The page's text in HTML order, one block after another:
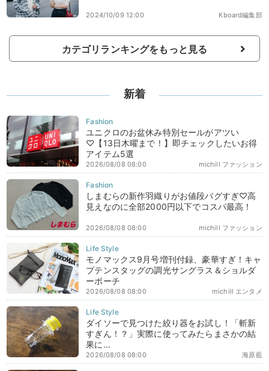
Kboard編集部
2024/10/09 12:00
カテゴリランキングをもっと見る
新着
ユニクロのお盆休み特別セールがアツい
♡【13日木曜まで！】即チェックしたいお得
アイテム5選
michill ファッション
2026/08/08 08:00
しまむらの新作羽織りがお値段バグすぎ♡高
見えなのに全部2000円以下でコスパ最高！
michill ファッション
2026/08/08 08:00
モノマックス9月号増刊付録、豪華すぎ！キャ
プテンスタッグの調光サングラス＆ショルダ
ーポーチ
michill エンタメ
2026/08/08 08:00
ダイソーで見つけた絞り器をお試し！「斬新
すぎん！？」実際に使ってみたらまさかの結
果に…
海原藍
2026/08/08 08:00